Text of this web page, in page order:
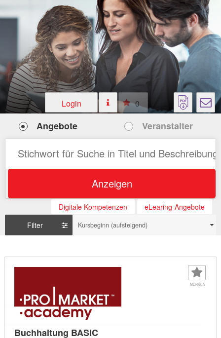
Login 0
Angebote Veranstalter
Anzeigen
Digitale Kompetenzen
eLearing-Angebote
Filter
Kursbeginn (aufsteigend)
MERKEN
Buchhaltung BASICKursdetail: Buchhaltung BASIC